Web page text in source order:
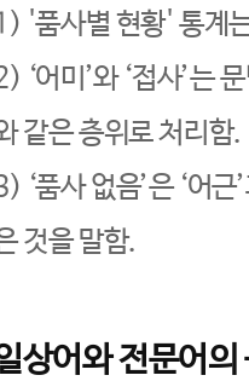
'품사별 현황' 통계
‘어미’와 ‘접사’는
같은 층위로 처리함.
‘품사 없음’은 ‘어
것을 말함.
상어와 전문어의